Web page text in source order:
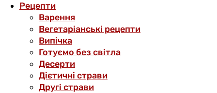
Рецепти
Варення
Вегетаріанські рецепти
Випічка
Готуємо без світла
Десерти
Дієтичні страви
Другі страви